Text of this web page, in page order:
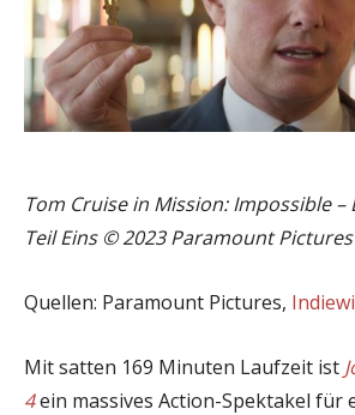
Tom Cruise in Mission: Impossible –
Teil Eins © 2023 Paramount Pictures
Quellen: Paramount Pictures,
Mit satten 169 Minuten Laufzeit ist
4ein massives Action-Spektakel für